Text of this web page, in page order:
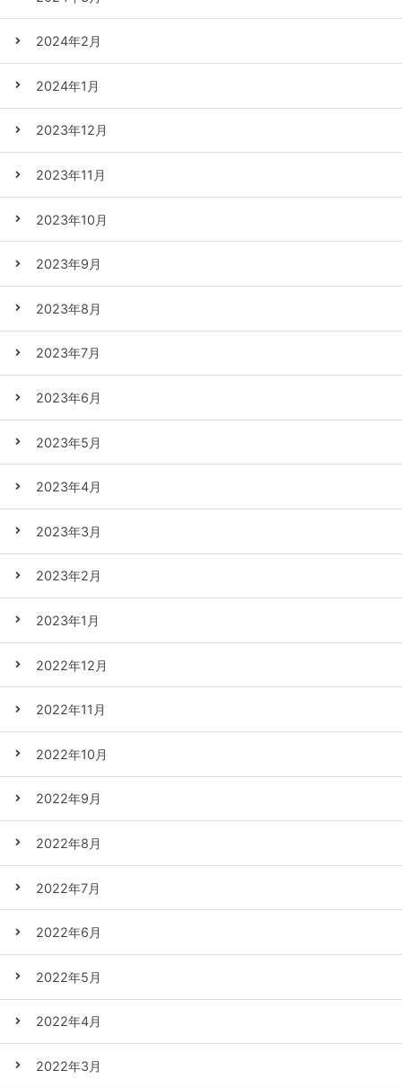
2024年2月
2024年1月
2023年12月
2023年11月
2023年10月
2023年9月
2023年8月
2023年7月
2023年6月
2023年5月
2023年4月
2023年3月
2023年2月
2023年1月
2022年12月
2022年11月
2022年10月
2022年9月
2022年8月
2022年7月
2022年6月
2022年5月
2022年4月
2022年3月